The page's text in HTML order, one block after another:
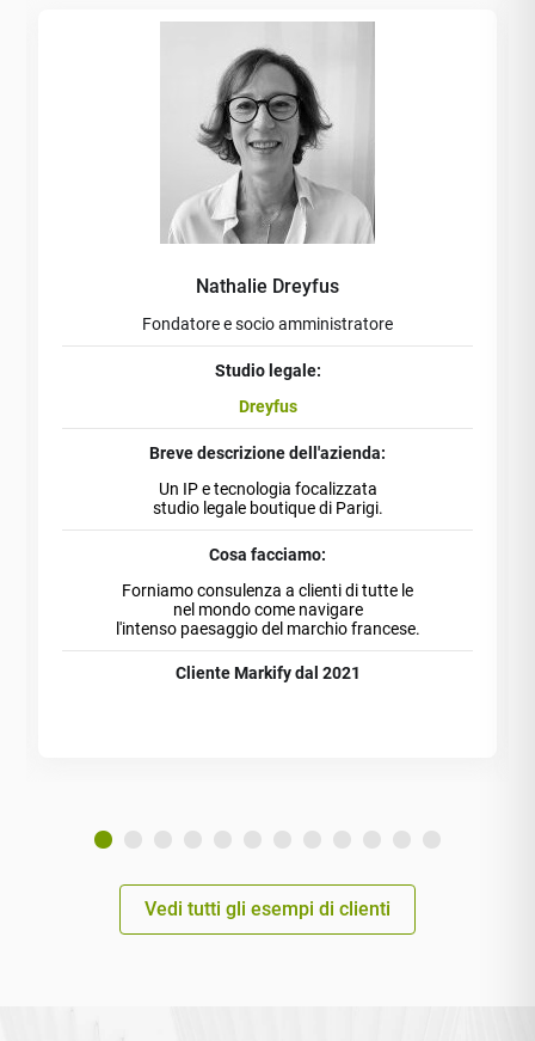
Nathalie Dreyfus
Fondatore e socio amministratore
Studio legale:
Dreyfus
Breve descrizione dell'azienda:
Un IP e tecnologia focalizzata
studio legale boutique di Parigi.
Cosa facciamo:
Forniamo consulenza a clienti di tutte le
nel mondo come navigare
l'intenso paesaggio del marchio francese.
Cliente Markify dal 2021
Vedi tutti gli esempi di clienti